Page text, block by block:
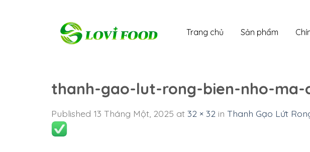
Trang chủ Sản phẩm
thanh-gao-lut-rong-bien-nho-
Published 13 Tháng Một, 2025 at 32 × 32 in Thanh Gạo Lứt